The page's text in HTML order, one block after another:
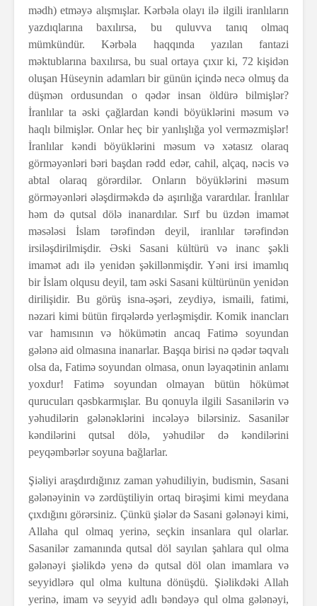
mədh) etməyə alışmışlar. Kərbəla olayı ilə ilgili iranlıların
yazdıqlarına baxılırsa, bu quluvva tanıq olmaq
mümkündür. Kərbəla haqqında yazılan fantazi
məktublarına baxılırsa, bu sual ortaya çıxır ki, 72 kişidən
oluşan Hüseynin adamları bir günün içində necə olmuş da
düşmən ordusundan o qədər insan öldürə bilmişlər?
İranlılar ta əski çağlardan kəndi böyüklərini məsum və
haqlı bilmişlər. Onlar heç bir yanlışlığa yol verməzmişlər!
İranlılar kəndi böyüklərini məsum və xətasız olaraq
görməyənləri bəri başdan rədd edər, cahil, alçaq, nəcis və
abtal olaraq görərdilər. Onların böyüklərini məsum
görməyənləri ələşdirməkdə də aşırılığa varardılar. İranlılar
həm də qutsal dölə inanardılar. Sırf bu üzdən imamət
məsələsi İslam tərəfindən deyil, iranlılar tərəfindən
irsiləşdirilmişdir. Əski Sasani kültürü və inanc şəkli
imamət adı ilə yenidən şəkillənmişdir. Yəni irsi imamlıq
bir İslam olqusu deyil, tam əski Sasani kültürünün yenidən
dirilişidir. Bu görüş isna-əşəri, zeydiyə, ismaili, fatimi,
nəzari kimi bütün firqələrdə yerləşmişdir. Komik inancları
var hamısının və hökümətin ancaq Fatimə soyundan
gələnə aid olmasına inanarlar. Başqa birisi nə qədər təqvalı
olsa da, Fatimə soyundan olmasa, onun ləyaqətinin anlamı
yoxdur! Fatimə soyundan olmayan bütün hökümət
qurucuları qəsbkarmışlar. Bu qonuyla ilgili Sasanilərin və
yəhudilərin gələnəklərini incələyə bilərsiniz. Sasanilər
kəndilərini qutsal dölə, yəhudilər də kəndilərini
peyqəmbərlər soyuna bağlarlar.
Şiəliyi araşdırdığınız zaman yəhudiliyin, budismin, Sasani
gələnəyinin və zərdüştiliyin ortaq birəşimi kimi meydana
çıxdığını görərsiniz. Çünkü şiələr də Sasani gələnəyi kimi,
Allaha qul olmaq yerinə, seçkin insanlara qul olarlar.
Sasanilər zamanında qutsal döl sayılan şahlara qul olma
gələnəyi şiəlikdə yenə də qutsal döl olan imamlara və
seyyidlərə qul olma kultuna dönüşdü. Şiəlikdəki Allah
yerinə, imam və seyyid adlı bəndəyə qul olma gələnəyi,